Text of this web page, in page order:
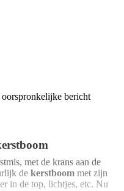
bericht
met de krans aan de
de kerstboom met zijn
in de top, lichtjes, etc. Nu